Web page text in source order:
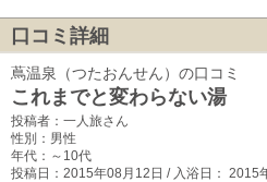
口コミ詳細
蔦温泉（つたおんせん）の口コミ
これまでと変わ
投稿者：一人旅さん
性別：男性
年代：～10代
投稿日：2015年08月12日 / 入浴日： 2015